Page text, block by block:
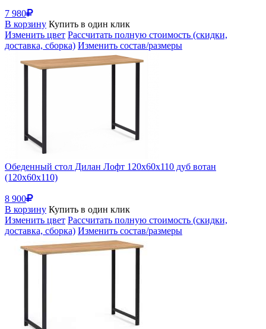
7 980
В корзину Купить в один клик
Изменить цвет Рассчитать полную стоимость (скидки,
доставка, сборка) Изменить состав/размеры
Обеденный стол Дилан Лофт 120х60х110 дуб вотан
(120x60x110)
8 900
В корзину Купить в один клик
Изменить цвет Рассчитать полную стоимость (скидки,
доставка, сборка) Изменить состав/размеры